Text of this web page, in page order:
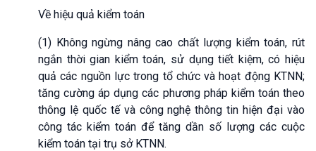
Về hiệu quả kiểm toán
(1) Không ngừng nâng cao chất lượng kiểm toán, rút
ngắn thời gian kiểm toán, sử dụng tiết kiệm, có hiệu
quả các nguồn lực trong tổ chức và hoạt động KTNN;
tăng cường áp dụng các phương pháp kiểm toán theo
thông lệ quốc tế và công nghệ thông tin hiện đại vào
công tác kiểm toán để tăng dần số lượng các cuộc
kiểm toán tại trụ sở KTNN.